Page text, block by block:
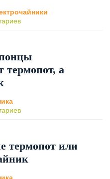
термопот, а
термопот или